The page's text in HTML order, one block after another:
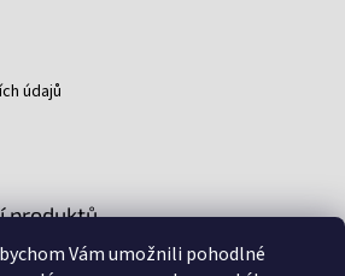
Vám umožnili pohodlné
údajů
produktů